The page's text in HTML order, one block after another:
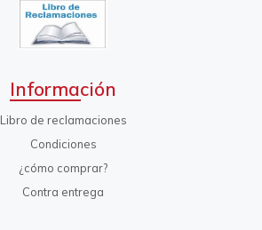
Información
Libro de reclamaciones
Condiciones
¿cómo comprar?
Contra entrega